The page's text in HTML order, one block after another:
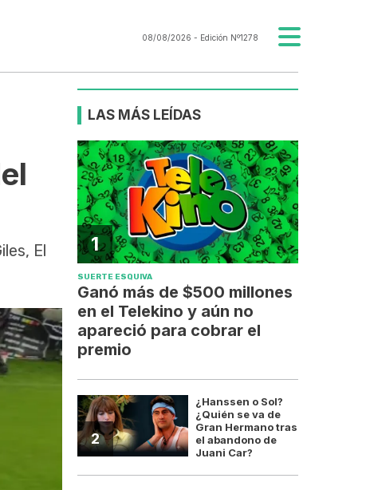
08/08/2026 - Edición Nº1278
El
LAS MÁS LEÍDAS
1
SUERTE ESQUIVA
Ganó más de $500 millones
en el Telekino y aún no
apareció para cobrar el
premio
2
¿Hanssen o Sol?
¿Quién se va de
Gran Hermano tras
el abandono de
Juani Car?